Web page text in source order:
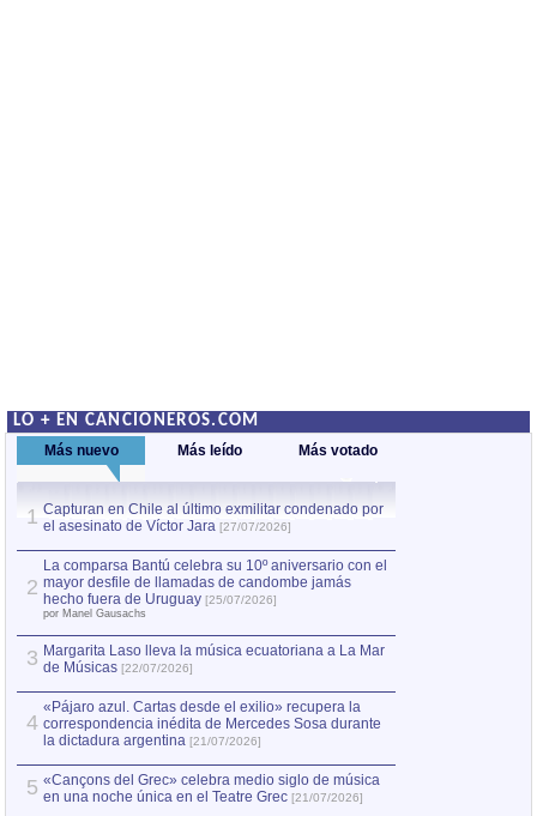
LO + EN CANCIONEROS.COM
Más nuevo Más leído Más votado
1 Capturan en Chile al último exmilitar condenado por
el asesinato de Víctor Jara [27/07/2026]
2
La comparsa Bantú celebra su 10º aniversario con el
mayor desfile de llamadas de candombe jamás
hecho fuera de Uruguay [25/07/2026]
por Manel Gausachs
3 Margarita Laso lleva la música ecuatoriana a La Mar
de Músicas [22/07/2026]
4
«Pájaro azul. Cartas desde el exilio» recupera la
correspondencia inédita de Mercedes Sosa durante
la dictadura argentina [21/07/2026]
5 «Cançons del Grec» celebra medio siglo de música
en una noche única en el Teatre Grec [21/07/2026]